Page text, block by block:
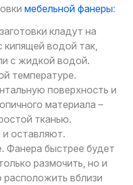
мебельной фанеры:
кладут на
кипящей водой так,
с жидкой водой.
температуре.
поверхность и
материала –
тканью.
оставляют.
Фанера быстрее будет
размочить, но и
расположить вблизи